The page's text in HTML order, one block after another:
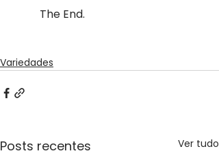
	The End.
Variedades
Posts recentes Ver tudo